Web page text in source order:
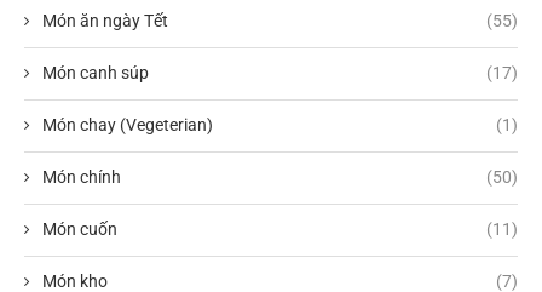
Món ăn ngày Tết (55)
Món canh súp (17)
Món chay (Vegeterian) (1)
Món chính (50)
Món cuốn (11)
Món kho (7)